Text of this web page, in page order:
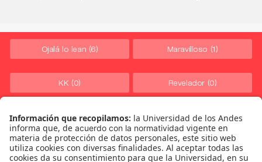
Ojalá lo lean (6) Maravilloso (1)
KK (0) Revelador (0)
Ni fú ni fá (0) Merece MEME (1)
Leave a Reply